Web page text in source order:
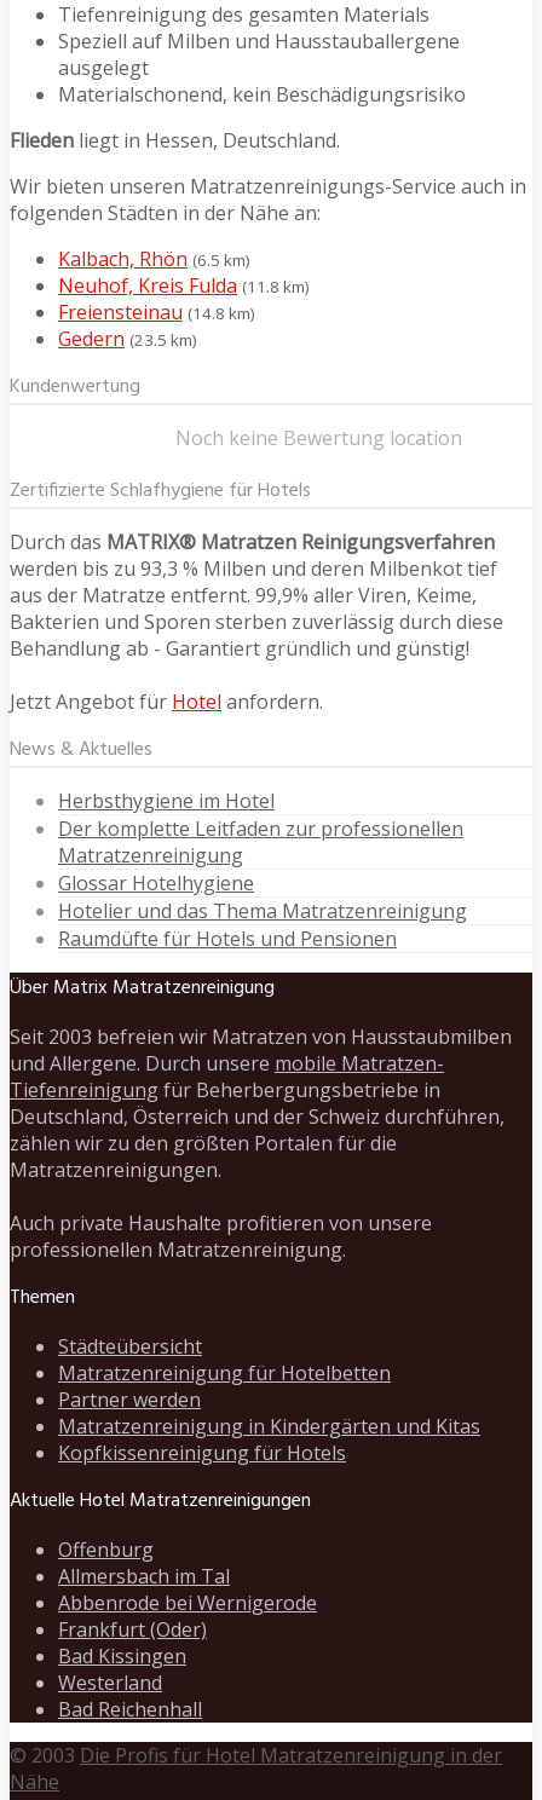
Tiefenreinigung des gesamten Materials
Speziell auf Milben und Hausstauballergene
ausgelegt
Materialschonend, kein Beschädigungsrisiko
Flieden liegt in Hessen, Deutschland.
Wir bieten unseren Matratzenreinigungs-Service auch in
folgenden Städten in der Nähe an:
Kalbach, Rhön (6.5 km)
Neuhof, Kreis Fulda (11.8 km)
Freiensteinau (14.8 km)
Gedern (23.5 km)
Kundenwertung
Noch keine Bewertung location
Zertifizierte Schlafhygiene für Hotels
Durch das MATRIX® Matratzen Reinigungsverfahren
werden bis zu 93,3 % Milben und deren Milbenkot tief
aus der Matratze entfernt. 99,9% aller Viren, Keime,
Bakterien und Sporen sterben zuverlässig durch diese
Behandlung ab - Garantiert gründlich und günstig!
Jetzt Angebot für Hotel anfordern.
News & Aktuelles
Herbsthygiene im Hotel
Der komplette Leitfaden zur professionellen
Matratzenreinigung
Glossar Hotelhygiene
Hotelier und das Thema Matratzenreinigung
Raumdüfte für Hotels und Pensionen
Über Matrix Matratzenreinigung
Seit 2003 befreien wir Matratzen von Hausstaubmilben
und Allergene. Durch unsere mobile Matratzen-
Tiefenreinigungfür Beherbergungsbetriebe in
Deutschland, Österreich und der Schweiz durchführen,
zählen wir zu den größten Portalen für die
Matratzenreinigungen.
Auch private Haushalte profitieren von unsere
professionellen Matratzenreinigung.
Themen
Städteübersicht
Matratzenreinigung für Hotelbetten
Partner werden
Matratzenreinigung in Kindergärten und Kitas
Kopfkissenreinigung für Hotels
Aktuelle Hotel Matratzenreinigungen
Offenburg
Allmersbach im Tal
Abbenrode bei Wernigerode
Frankfurt (Oder)
Bad Kissingen
Westerland
Bad Reichenhall
© 2003 Die Profis für Hotel Matratzenreinigung in der
Nähe